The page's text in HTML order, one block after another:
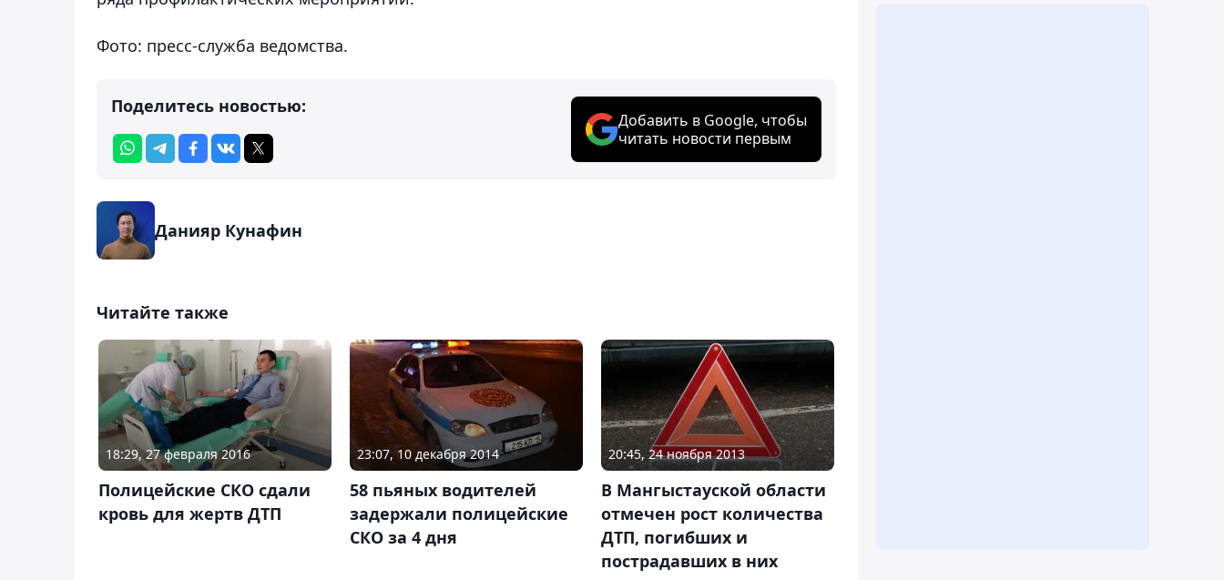
Фото: пресс-служба ведомства.
Поделитесь новостью:
Добавить в Google, чтобы
читать новости первым
Данияр Кунафин
Читайте также
18:29, 27 февраля 2016
Полицейские СКО сдали
кровь для жертв ДТП
23:07, 10 декабря 2014
58 пьяных водителей
задержали полицейские
СКО за 4 дня
20:45, 24 ноября 2013
В Мангыстауской области
отмечен рост количества
ДТП, погибших и
пострадавших в них